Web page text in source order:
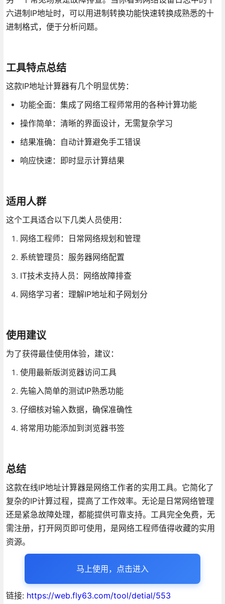
六进制IP地址时，可以用进制转换功能快速转换成熟悉的十
进制格式，便于分析问题。
工具特点总结
这款IP地址计算器有几个明显优势：
功能全面：集成了网络工程师常用的各种计算功能
操作简单：清晰的界面设计，无需复杂学习
结果准确：自动计算避免手工错误
响应快速：即时显示计算结果
适用人群
这个工具适合以下几类人员使用：
网络工程师：日常网络规划和管理
系统管理员：服务器网络配置
IT技术支持人员：网络故障排查
网络学习者：理解IP地址和子网划分
使用建议
为了获得最佳使用体验，建议：
使用最新版浏览器访问工具
先输入简单的测试IP熟悉功能
仔细核对输入数据，确保准确性
将常用功能添加到浏览器书签
总结
这款在线IP地址计算器是网络工作者的实用工具。它简化了
复杂的IP计算过程，提高了工作效率。无论是日常网络管理
还是紧急故障处理，都能提供可靠支持。工具完全免费，无
需注册，打开网页即可使用，是网络工程师值得收藏的实用
资源。
马上使用，点击进入
链接: https://web.fly63.com/tool/detial/553